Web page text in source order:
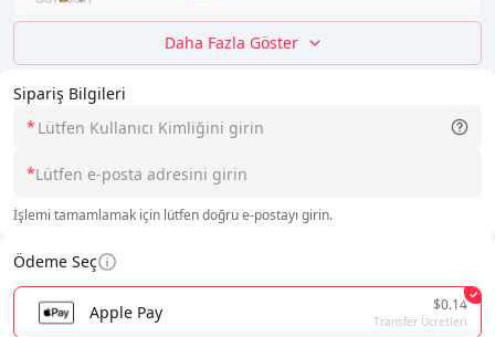
Sipariş Bilgileri
*
*
İşlemi tamamlamak için lütfen doğru e-postayı girin.
Ödeme Seç
Apple Pay $0.14
Transfer Ücretleri
Daha Fazla Göster